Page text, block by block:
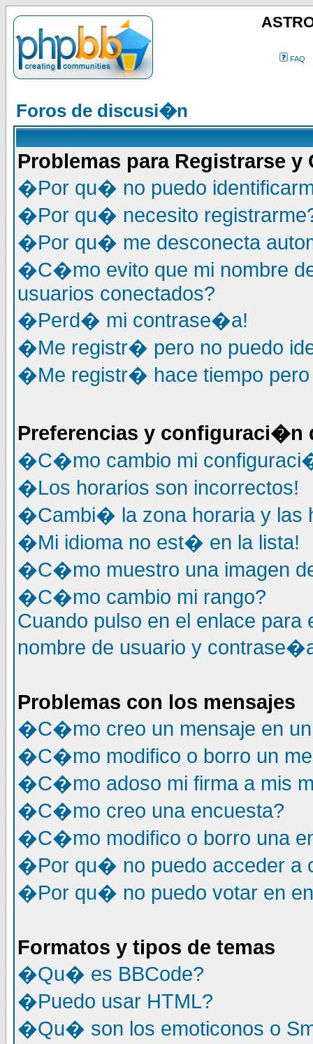
FAQ
Foros de discusi�n
Problemas para Registrarse y
�Por qu� no puedo
�Por qu� necesito
�Por qu� me desconecta
�C�mo evito que mi nombre
usuarios conectados?
�Perd� mi contrase�a!
�Me registr� pero no puedo
�Me registr� hace tiempo pero
Preferencias y configuraci�n
�C�mo cambio mi
�Los horarios son incorrectos!
�Cambi� la zona horaria y las
�Mi idioma no est� en la lista!
�C�mo muestro una imagen
�C�mo cambio mi rango?
Cuando pulso en el enlace
nombre de usuario y
Problemas con los mensajes
�C�mo creo un mensaje en un
�C�mo modifico o borro un
�C�mo adoso mi firma a mis
�C�mo creo una encuesta?
�C�mo modifico o borro una
�Por qu� no puedo acceder a
�Por qu� no puedo votar en
Formatos y tipos de temas
�Qu� es BBCode?
�Puedo usar HTML?
�Qu� son los emoticonos o